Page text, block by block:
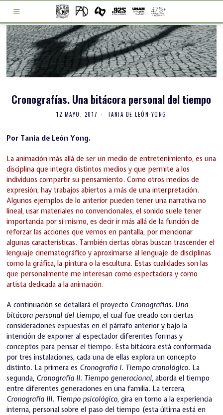
Cronografías. Una bitácora personal del tiempo
12 MAYO, 2017 TANIA DE LEÓN YONG
Por Tania de León Yong.
La animación más allá de ser un medio de entretenimiento, es una
disciplina que integra distintos medios y que permite a los
individuos compartir su pensamiento. Como otros medios de
expresión, hay trabajos abiertos a más de una interpretación.
Algunos ejemplos de lo anterior pueden tener una narrativa no
lineal, usar materiales no convencionales, el sonido suele tener
importancia por sí mismo, es decir ir más allá de la función de
reforzar las acciones que vemos en pantalla, por mencionar
algunas características. También ciertas obras buscan trascender el
lenguaje cinematográfico y aproximarse al lenguaje de disciplinas
como la gráfica, la pintura o la escultura. Estas cualidades son las
que personalmente me interesan como espectadora y como
artista dedicada a la animación.
A continuación se detallará el proyecto Cronografías. Una
bitácora personal del tiempo,el cual fue creado con ciertas
consideraciones expuestas en el párrafo anterior y bajo la
intención de exponer al espectador diferentes formas y
conceptos para pensar el tiempo. Esta bitácora está conformada
por tres instalaciones, cada una de ellas explora un concepto
distinto. La primera es Cronografía I. Tiempo cronológico. La
segunda, Cronografía II. Tiempo generacional,aborda el tiempo
entre diferentes generaciones en una familia. La tercera,
Cronografía III. Tiempo psicológico,gira en torno a la experiencia
interna, personal sobre el paso del tiempo (esta última está en